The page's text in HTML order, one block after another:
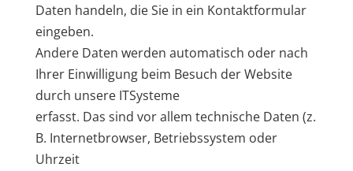
Daten handeln, die Sie in ein Kontaktformular
eingeben.
Andere Daten werden automatisch oder nach
Ihrer Einwilligung beim Besuch der Website
durch unsere ITSysteme
erfasst. Das sind vor allem technische Daten (z.
B. Internetbrowser, Betriebssystem oder
Uhrzeit